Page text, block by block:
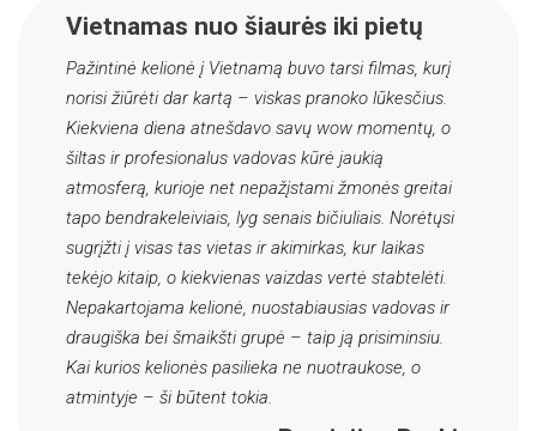
Vietnamas nuo šiaurės iki pietų
Pažintinė kelionė į Vietnamą buvo tarsi filmas, kurį
norisi žiūrėti dar kartą – viskas pranoko lūkesčius.
Kiekviena diena atnešdavo savų wow momentų, o
šiltas ir profesionalus vadovas kūrė jaukią
atmosferą, kurioje net nepažįstami žmonės greitai
tapo bendrakeleiviais, lyg senais bičiuliais. Norėtųsi
sugrįžti į visas tas vietas ir akimirkas, kur laikas
tekėjo kitaip, o kiekvienas vaizdas vertė stabtelėti.
Nepakartojama kelionė, nuostabiausias vadovas ir
draugiška bei šmaikšti grupė – taip ją prisiminsiu.
Kai kurios kelionės pasilieka ne nuotraukose, o
atmintyje – ši būtent tokia.